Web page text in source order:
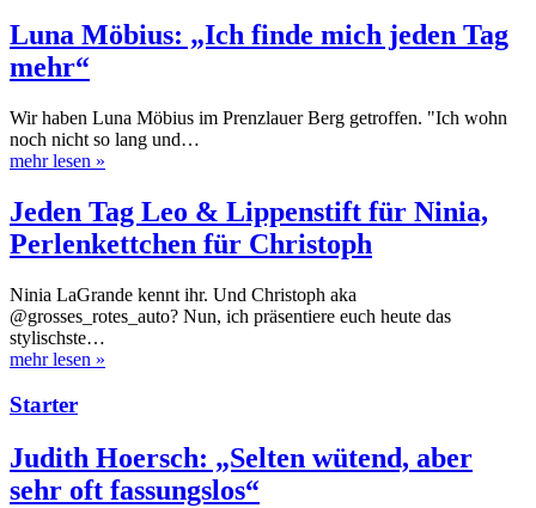
Luna Möbius: „Ich finde mich jeden Tag
mehr“
Wir haben Luna Möbius im Prenzlauer Berg getroffen. "Ich wohn
noch nicht so lang und…
mehr lesen »
Jeden Tag Leo & Lippenstift für Ninia,
Perlenkettchen für Christoph
Ninia LaGrande kennt ihr. Und Christoph aka
@grosses_rotes_auto? Nun, ich präsentiere euch heute das
stylischste…
mehr lesen »
Starter
Judith Hoersch: „Selten wütend, aber
sehr oft fassungslos“